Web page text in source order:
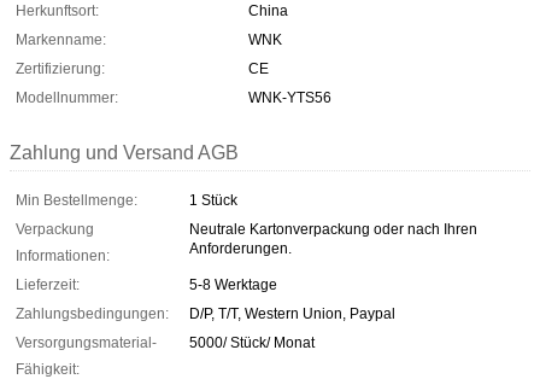
Herkunftsort:
China
Markenname:
WNK
Zertifizierung:
CE
Modellnummer:
WNK-YTS56
Zahlung und Versand AGB
Min Bestellmenge:
1 Stück
Verpackung
Informationen:
Neutrale Kartonverpackung oder nach Ihren
Anforderungen.
Lieferzeit:
5-8 Werktage
Zahlungsbedingungen:
D/P, T/T, Western Union, Paypal
Versorgungsmaterial-
Fähigkeit:
5000/ Stück/ Monat